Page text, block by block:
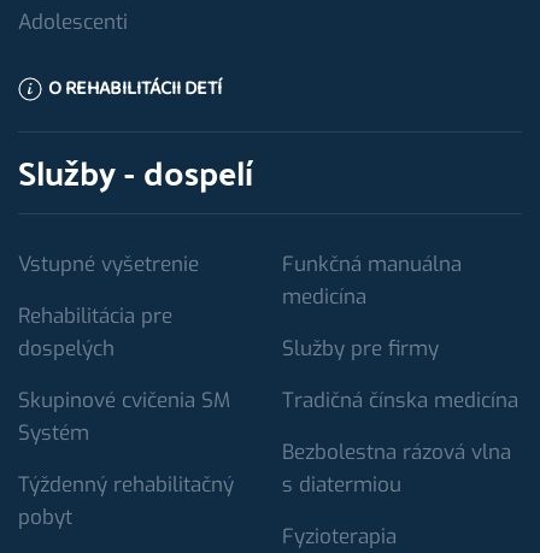
Adolescenti
O REHABILITÁCII DETÍ
Služby - dospelí
Vstupné vyšetrenie
Rehabilitácia pre
dospelých
Skupinové cvičenia SM
Systém
Týždenný rehabilitačný
pobyt
Funkčná manuálna
medicína
Služby pre firmy
Tradičná čínska medicína
Bezbolestna rázová vlna
s diatermiou
Fyzioterapia